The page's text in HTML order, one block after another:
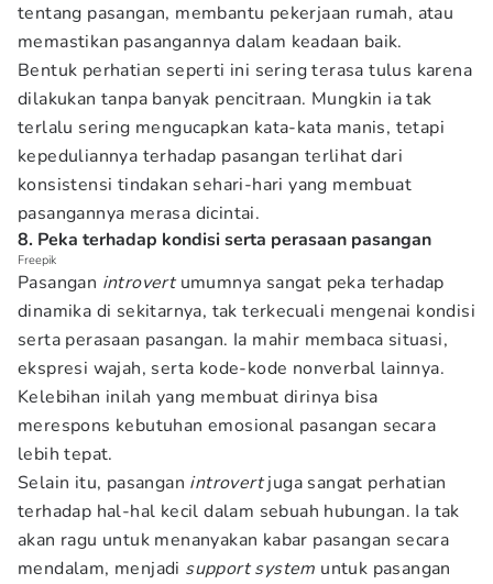
tentang pasangan, membantu pekerjaan rumah, atau
memastikan pasangannya dalam keadaan baik.
Bentuk perhatian seperti ini sering terasa tulus karena
dilakukan tanpa banyak pencitraan. Mungkin ia tak
terlalu sering mengucapkan kata-kata manis, tetapi
kepeduliannya terhadap pasangan terlihat dari
konsistensi tindakan sehari-hari yang membuat
pasangannya merasa dicintai.
8. Peka terhadap kondisi serta perasaan pasangan
Freepik
Pasangan introvertumumnya sangat peka terhadap
dinamika di sekitarnya, tak terkecuali mengenai kondisi
serta perasaan pasangan. Ia mahir membaca situasi,
ekspresi wajah, serta kode-kode nonverbal lainnya.
Kelebihan inilah yang membuat dirinya bisa
merespons kebutuhan emosional pasangan secara
lebih tepat.
Selain itu, pasangan introvertjuga sangat perhatian
terhadap hal-hal kecil dalam sebuah hubungan. Ia tak
akan ragu untuk menanyakan kabar pasangan secara
mendalam, menjadi support system untuk pasangan